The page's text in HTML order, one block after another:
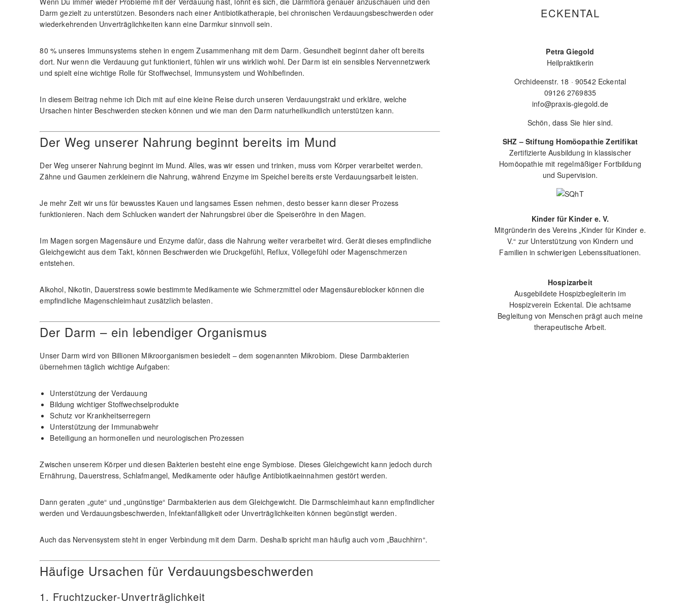
Darm gezielt zu unterstützen. Besonders nach einer Antibiotikatherapie, bei chronischen Verdauungsbeschwerden oder
wiederkehrenden Unverträglichkeiten kann eine Darmkur sinnvoll sein.
80 % unseres Immunsystems stehen in engem Zusammenhang mit dem Darm. Gesundheit beginnt daher oft bereits
dort. Nur wenn die Verdauung gut funktioniert, fühlen wir uns wirklich wohl. Der Darm ist ein sensibles Nervennetzwerk
und spielt eine wichtige Rolle für Stoffwechsel, Immunsystem und Wohlbefinden.
In diesem Beitrag nehme ich Dich mit auf eine kleine Reise durch unseren Verdauungstrakt und erkläre, welche
Ursachen hinter Beschwerden stecken können und wie man den Darm naturheilkundlich unterstützen kann.
Der Weg unserer Nahrung beginnt bereits im Mund
Der Weg unserer Nahrung beginnt im Mund. Alles, was wir essen und trinken, muss vom Körper verarbeitet werden.
Zähne und Gaumen zerkleinern die Nahrung, während Enzyme im Speichel bereits erste Verdauungsarbeit leisten.
Je mehr Zeit wir uns für bewusstes Kauen und langsames Essen nehmen, desto besser kann dieser Prozess
funktionieren. Nach dem Schlucken wandert der Nahrungsbrei über die Speiseröhre in den Magen.
Im Magen sorgen Magensäure und Enzyme dafür, dass die Nahrung weiter verarbeitet wird. Gerät dieses empfindliche
Gleichgewicht aus dem Takt, können Beschwerden wie Druckgefühl, Reflux, Völlegefühl oder Magenschmerzen
entstehen.
Alkohol, Nikotin, Dauerstress sowie bestimmte Medikamente wie Schmerzmittel oder Magensäureblocker können die
empfindliche Magenschleimhaut zusätzlich belasten.
Der Darm – ein lebendiger Organismus
Unser Darm wird von Billionen Mikroorganismen besiedelt – dem sogenannten Mikrobiom. Diese Darmbakterien
übernehmen täglich wichtige Aufgaben:
Unterstützung der Verdauung
Bildung wichtiger Stoffwechselprodukte
Schutz vor Krankheitserregern
Unterstützung der Immunabwehr
Beteiligung an hormonellen und neurologischen Prozessen
Zwischen unserem Körper und diesen Bakterien besteht eine enge Symbiose. Dieses Gleichgewicht kann jedoch durch
Ernährung, Dauerstress, Schlafmangel, Medikamente oder häufige Antibiotikaeinnahmen gestört werden.
Dann geraten „gute“ und „ungünstige“ Darmbakterien aus dem Gleichgewicht. Die Darmschleimhaut kann empfindlicher
werden und Verdauungsbeschwerden, Infektanfälligkeit oder Unverträglichkeiten können begünstigt werden.
Auch das Nervensystem steht in enger Verbindung mit dem Darm. Deshalb spricht man häufig auch vom „Bauchhirn“.
Häufige Ursachen für Verdauungsbeschwerden
1. Fruchtzucker-Unverträglichkeit
ECKENTAL
Petra Giegold
Heilpraktikerin
Orchideenstr. 18 · 90542 Eckental
09126 2769835
info@praxis-giegold.de
Schön, dass Sie hier sind.
SHZ – Stiftung Homöopathie Zertifikat
Zertifizierte Ausbildung in klassischer
Homöopathie mit regelmäßiger Fortbildung
und Supervision.
Kinder für Kinder e. V.
Mitgründerin des Vereins „Kinder für Kinder e.
V.“ zur Unterstützung von Kindern und
Familien in schwierigen Lebenssituationen.
Hospizarbeit
Ausgebildete Hospizbegleiterin im
Hospizverein Eckental. Die achtsame
Begleitung von Menschen prägt auch meine
therapeutische Arbeit.